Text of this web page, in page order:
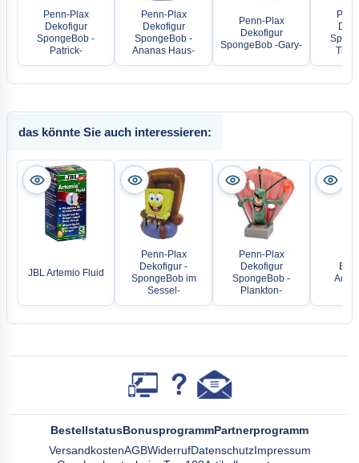
Penn-Plax
Dekofigur
SpongeBob -
Patrick-
Penn-Plax
Dekofigur
SpongeBob -
Ananas Haus-
Penn-Plax
Dekofigur
SpongeBob -Gary-
das könnte Sie auch interessieren:
JBL Artemio Fluid
Penn-Plax
Dekofigur -
SpongeBob im
Sessel-
Penn-Plax
Dekofigur
SpongeBob -
Plankton-
BestellstatusBonusprogrammPartnerprogramm
VersandkostenAGBWiderrufDatenschutzImpressum